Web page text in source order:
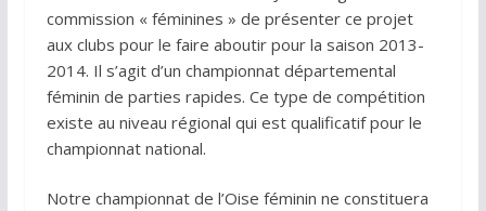
commission « féminines » de présenter ce projet
aux clubs pour le faire aboutir pour la saison 2013-
2014. Il s’agit d’un championnat départemental
féminin de parties rapides. Ce type de compétition
existe au niveau régional qui est qualificatif pour le
championnat national.
Notre championnat de l’Oise féminin ne constituera